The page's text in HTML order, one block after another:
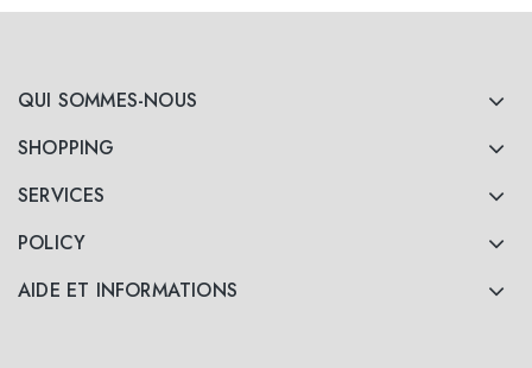
QUI SOMMES-NOUS
SHOPPING
SERVICES
POLICY
AIDE ET INFORMATIONS